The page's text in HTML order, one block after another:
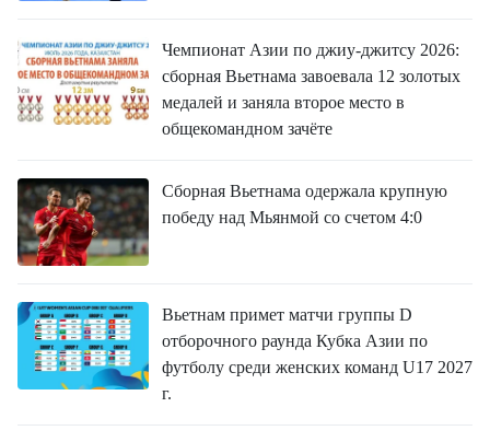
Чемпионат Азии по джиу-джитсу 2026:
сборная Вьетнама завоевала 12 золотых
медалей и заняла второе место в
общекомандном зачёте
Сборная Вьетнама одержала крупную
победу над Мьянмой со счетом 4:0
Вьетнам примет матчи группы D
отборочного раунда Кубка Азии по
футболу среди женских команд U17 2027
г.